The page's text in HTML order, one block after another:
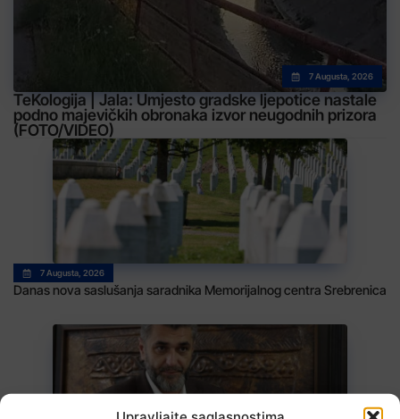
7 Augusta, 2026
TeKologija | Jala: Umjesto gradske ljepotice nastale
podno majevičkih obronaka izvor neugodnih prizora
(FOTO/VIDEO)
7 Augusta, 2026
Danas nova saslušanja saradnika Memorijalnog centra Srebrenica